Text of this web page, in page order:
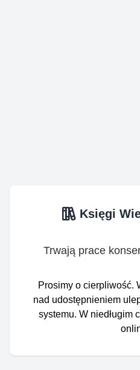
Księgi
Trwają prace
Prosimy o cierpliwość.
nad udostępnieniem
systemu. W niedługim